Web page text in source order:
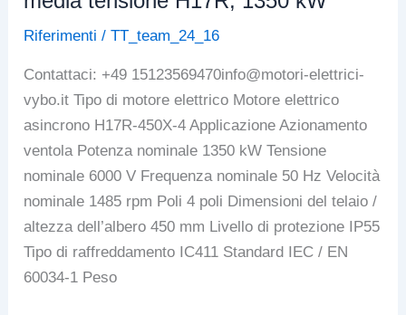
Cile
Riferimenti /TT_team_24_16
Contattaci: +49 15123569470info@motori-elettrici-
vybo.it Tipo di motore elettrico Motore elettrico
asincrono H17R-450X-4 Applicazione Azionamento
ventola Potenza nominale 1350 kW Tensione
nominale 6000 V Frequenza nominale 50 Hz Velocità
nominale 1485 rpm Poli 4 poli Dimensioni del telaio /
altezza dell’albero 450 mm Livello di protezione IP55
Tipo di raffreddamento IC411 Standard IEC / EN
60034-1 Peso